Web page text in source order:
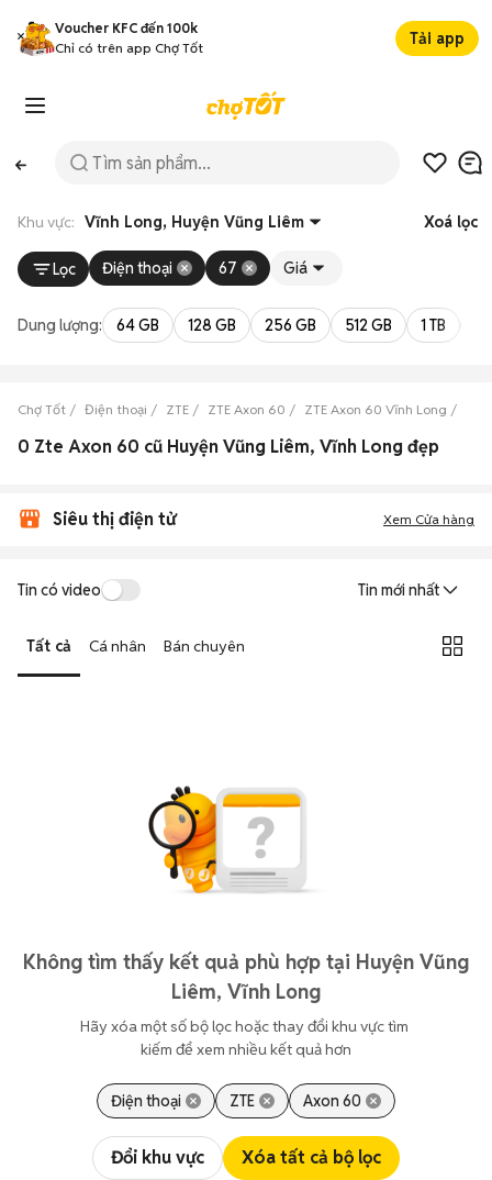
Voucher KFC đến 100k
Chỉ có trên app Chợ Tốt
Tải app
Khu vực: Vĩnh Long, Huyện Vũng Liêm Xoá lọc
Lọc Điện thoại 67 Giá
Dung lượng: 64 GB 128 GB 256 GB 512 GB 1 TB
Chợ Tốt Điện thoại ZTE ZTE Axon 60 ZTE Axon 60 Vĩnh Long
0 Zte Axon 60 cũ Huyện Vũng Liêm, Vĩnh Long đẹp
Siêu thị điện tử Xem Cửa hàng
Tin có video Tin mới nhất
Tất cả Cá nhân Bán chuyên
Không tìm thấy kết quả phù hợp tại Huyện Vũng
Liêm, Vĩnh Long
Hãy xóa một số bộ lọc hoặc thay đổi khu vực tìm
kiếm để xem nhiều kết quả hơn
Điện thoại ZTE Axon 60
Đổi khu vực Xóa tất cả bộ lọc